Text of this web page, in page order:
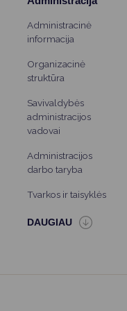
Administracinė
informacija
Organizacinė
struktūra
Savivaldybės
administracijos
vadovai
Administracijos
darbo taryba
Tvarkos ir taisyklės